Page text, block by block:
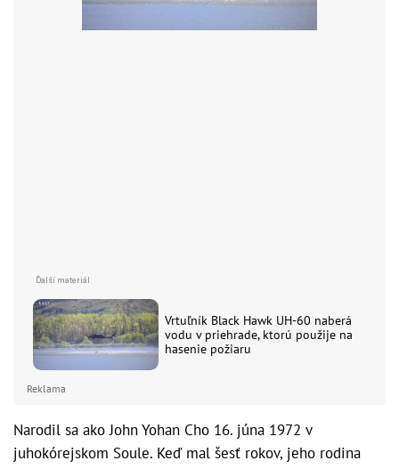
Vrtuľník Black Hawk UH-60 naberá
vodu v priehrade, ktorú použije na
hasenie požiaru
Reklama
Narodil sa ako John Yohan Cho 16. júna 1972 v
juhokórejskom Soule. Keď mal šesť rokov, jeho rodina